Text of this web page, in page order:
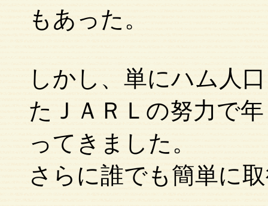
もあった。
しかし、単にハム人
たＪＡＲＬの努力で
ってきました。
さらに誰でも簡単に